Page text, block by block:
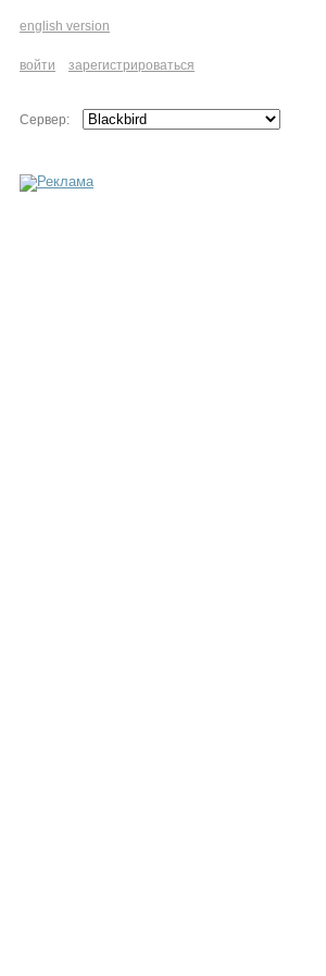
english version
войти зарегистрироваться
Сервер: